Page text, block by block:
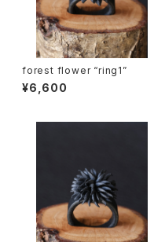
forest flower “ring1”
¥6,600